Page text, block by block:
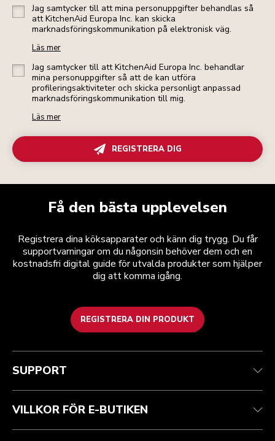
Jag samtycker till att mina personuppgifter behandlas så
att KitchenAid Europa Inc. kan skicka
marknadsföringskommunikation på elektronisk väg.
Läs mer
Jag samtycker till att KitchenAid Europa Inc. behandlar
mina personuppgifter så att de kan utföra
profileringsaktiviteter och skicka personligt anpassad
marknadsföringskommunikation till mig.
Läs mer
REGISTRERA DIG
Få den bästa upplevelsen
Registrera dina köksapparater och känn dig trygg. Du får
supportvarningar om du någonsin behöver dem och en
kostnadsfri digital guide för utvalda produkter som hjälper
dig att komma igång.
REGISTRERA DIN PRODUKT
Health Check
Spåra din beställning
Garanti och dokument
Vanliga frågor
Regler och villkor
Returer och återbetalningar
Imprint
ODR
Varumärket
Hitta en butik
SUPPORT
VILLKOR FÖR E-BUTIKEN